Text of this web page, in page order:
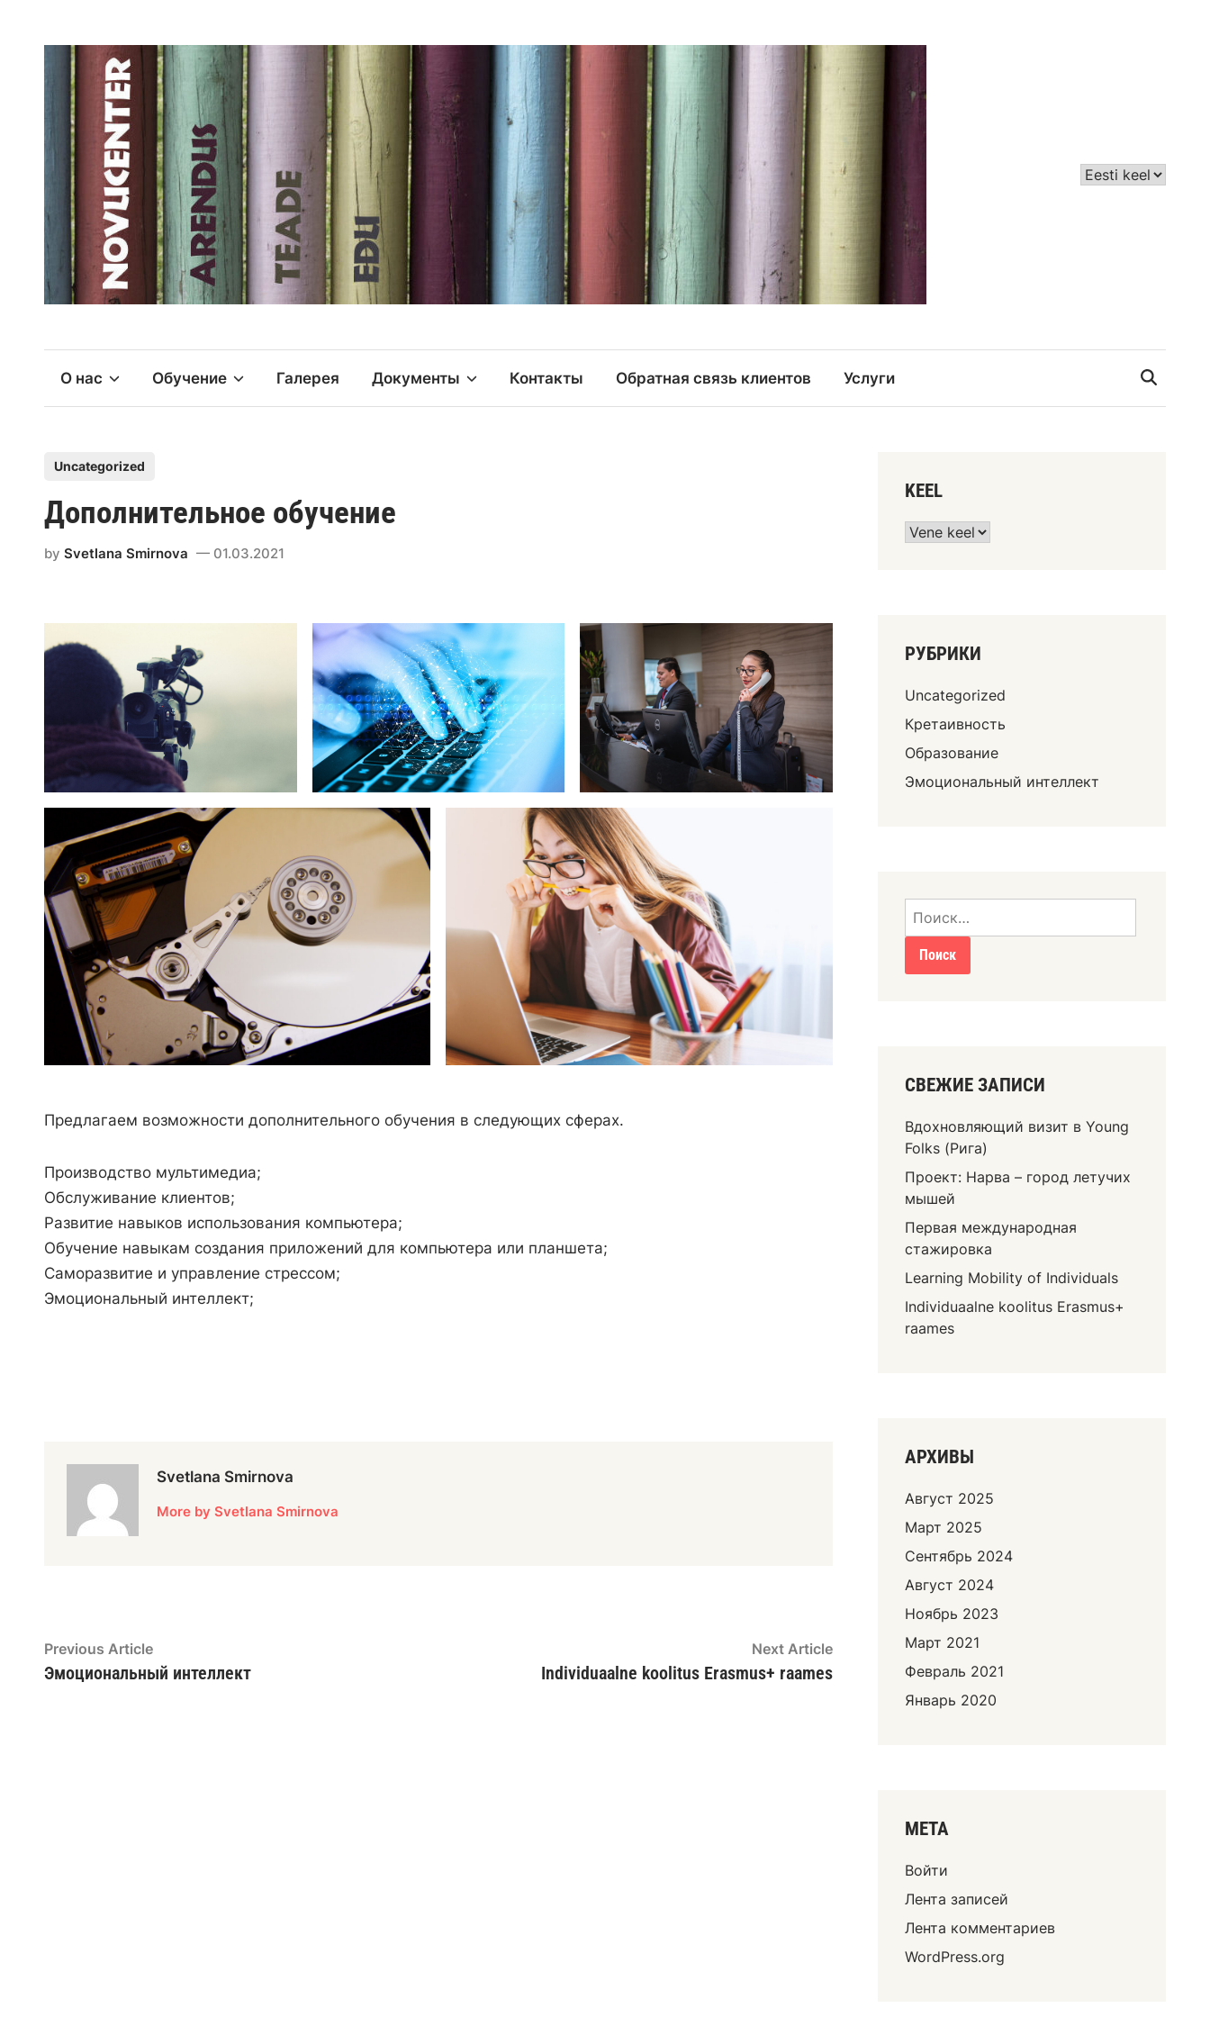
О нас Обучение Галерея Документы Контакты Обратная связь клиентов Услуги
Uncategorized
Дополнительное обучение
by Svetlana Smirnova 01.03.2021
Предлагаем возможности дополнительного обучения в следующих сферах.
Производство мультимедиа;
Обслуживание клиентов;
Развитие навыков использования компьютера;
Обучение навыкам создания приложений для компьютера или планшета;
Саморазвитие и управление стрессом;
Эмоциональный интеллект;
Svetlana Smirnova
More by Svetlana Smirnova
Previous Article
Эмоциональный интеллект
Next Article
Individuaalne koolitus Erasmus+ raames
KEEL
РУБРИКИ
Uncategorized
Кретаивность
Образование
Эмоциональный интеллект
СВЕЖИЕ ЗАПИСИ
Вдохновляющий визит в Young
Folks (Рига)
Проект: Нарва – город летучих
мышей
Первая международная
стажировка
Learning Mobility of Individuals
Individuaalne koolitus Erasmus+
raames
АРХИВЫ
Август 2025
Март 2025
Сентябрь 2024
Август 2024
Ноябрь 2023
Март 2021
Февраль 2021
Январь 2020
МЕТА
Войти
Лента записей
Лента комментариев
WordPress.org